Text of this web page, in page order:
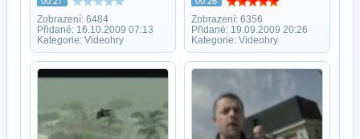
Zobrazení: 6484
Přidané: 16.10.2009 07:13
Kategorie: Videohry
Zobrazení: 6356
Přidané: 19.09.2009 20:26
Kategorie: Videohry